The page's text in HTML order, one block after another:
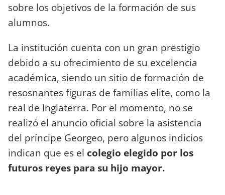
sobre los objetivos de la formación de sus
alumnos.
La institución cuenta con un gran prestigio
debido a su ofrecimiento de su excelencia
académica, siendo un sitio de formación de
resosnantes figuras de familias elite, como la
real de Inglaterra. Por el momento, no se
realizó el anuncio oficial sobre la asistencia
del príncipe Georgeo, pero algunos indicios
indican que es el colegio elegido por los
futuros reyes para su hijo mayor.